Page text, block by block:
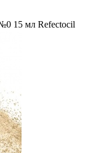
15 мл Refectocil